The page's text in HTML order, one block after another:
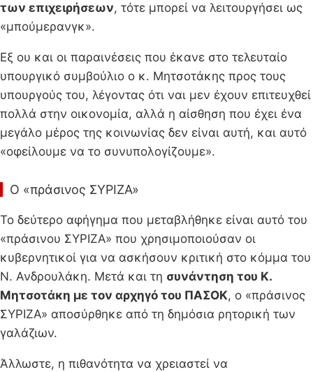
των επιχειρήσεων, τότε μπορεί να λειτουργήσει ως
«μπούμερανγκ».
Εξ ου και οι παραινέσεις που έκανε στο τελευταίο
υπουργικό συμβούλιο ο κ. Μητσοτάκης προς τους
υπουργούς του, λέγοντας ότι ναι μεν έχουν επιτευχθεί
πολλά στην οικονομία, αλλά η αίσθηση που έχει ένα
μεγάλο μέρος της κοινωνίας δεν είναι αυτή, και αυτό
«οφείλουμε να το συνυπολογίζουμε».
Ο «πράσινος ΣΥΡΙΖΑ»
Το δεύτερο αφήγημα που μεταβλήθηκε είναι αυτό του
«πράσινου ΣΥΡΙΖΑ» που χρησιμοποιούσαν οι
κυβερνητικοί για να ασκήσουν κριτική στο κόμμα του
Ν. Ανδρουλάκη. Μετά και τη συνάντηση του Κ.
Μητσοτάκη με τον αρχηγό του ΠΑΣΟΚ, ο «πράσινος
ΣΥΡΙΖΑ» αποσύρθηκε από τη δημόσια ρητορική των
γαλάζιων.
Άλλωστε, η πιθανότητα να χρειαστεί να